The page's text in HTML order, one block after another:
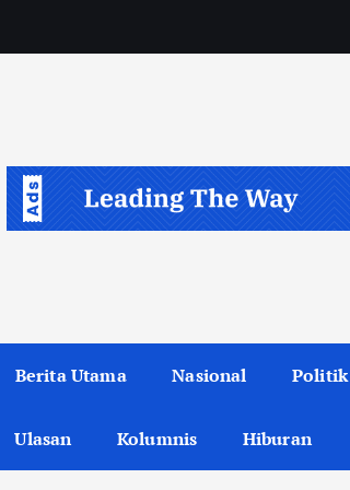
Berita Utama Nasional Politik
Ulasan Kolumnis Hiburan